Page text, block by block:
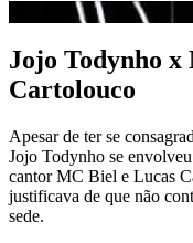
Jojo Todynho x
Cartolouco
Apesar de ter se
Jojo Todynho se
cantor MC Biel e Lucas
justificava de que não
sede.